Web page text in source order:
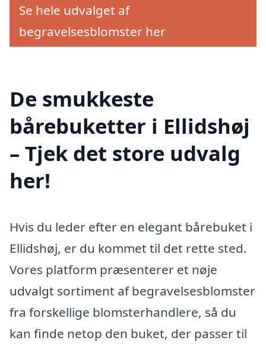
Se hele udvalget af
begravelsesblomster her
De smukkeste
bårebuketter i Ellidshøj
– Tjek det store udvalg
her!
Hvis du leder efter en elegant bårebuket i
Ellidshøj, er du kommet til det rette sted.
Vores platform præsenterer et nøje
udvalgt sortiment af begravelsesblomster
fra forskellige blomsterhandlere, så du
kan finde netop den buket, der passer til